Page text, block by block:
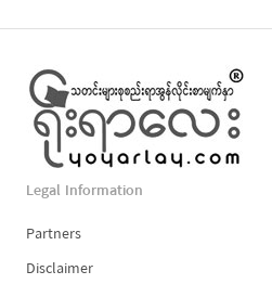
Legal Information
Partners
Disclaimer